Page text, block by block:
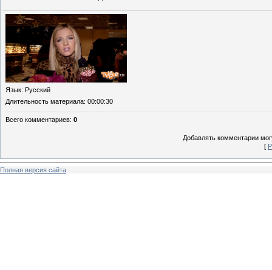
Язык: Русский
Длительность материала: 00:00:30
Всего комментариев: 0
Добавлять комментарии
[
Полная версия сайта